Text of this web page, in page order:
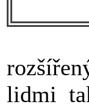
lidmi